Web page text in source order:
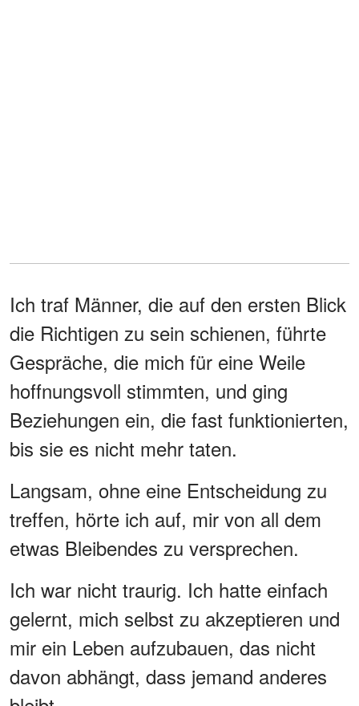
Ich traf Männer, die auf den ersten Blick
die Richtigen zu sein schienen, führte
Gespräche, die mich für eine Weile
hoffnungsvoll stimmten, und ging
Beziehungen ein, die fast funktionierten,
bis sie es nicht mehr taten.
Langsam, ohne eine Entscheidung zu
treffen, hörte ich auf, mir von all dem
etwas Bleibendes zu versprechen.
Ich war nicht traurig. Ich hatte einfach
gelernt, mich selbst zu akzeptieren und
mir ein Leben aufzubauen, das nicht
davon abhängt, dass jemand anderes